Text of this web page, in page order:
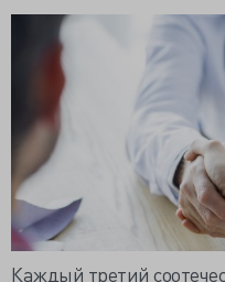
Каждый третий